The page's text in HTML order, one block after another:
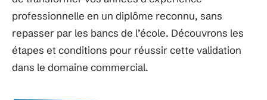
professionnelle en un diplôme reconnu, sans
repasser par les bancs de l’école. Découvrons les
étapes et conditions pour réussir cette validation
dans le domaine commercial.